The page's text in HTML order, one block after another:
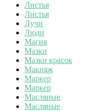
Листья
Листья
Лучи
Люди
Магия
Мазки
Мазки красок
Макияж
Маркер
Маркер
Масляные
Масляные